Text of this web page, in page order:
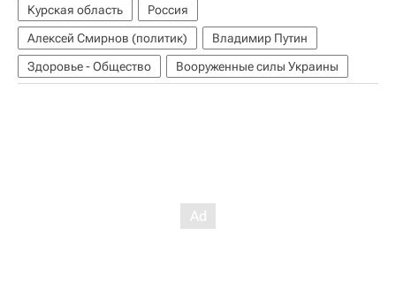
Курская область
Россия
Алексей Смирнов (политик)
Владимир Путин
Здоровье - Общество
Вооруженные силы Украины